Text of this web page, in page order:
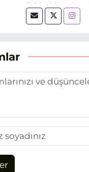
Eskişehir Haber
biri olan merak